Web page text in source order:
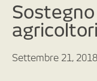
Settembre 21, 2018